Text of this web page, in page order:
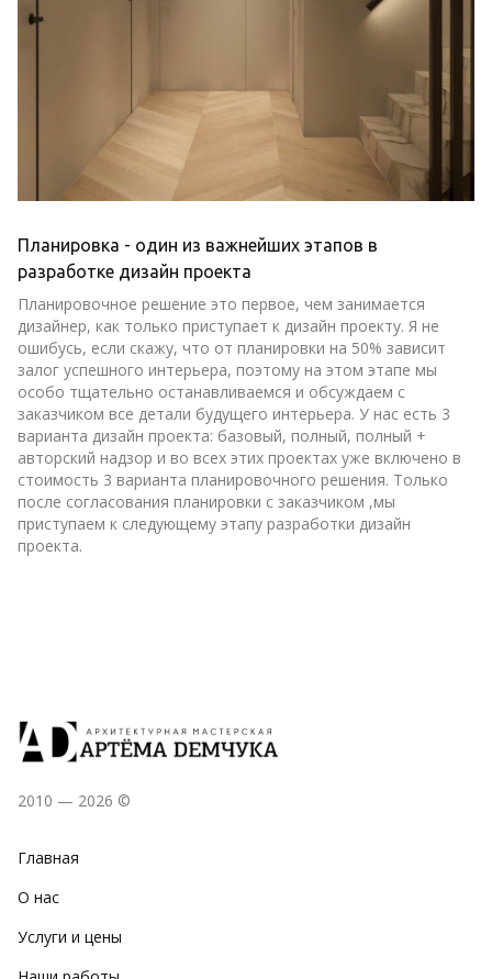
Планировка - один из важнейших этапов в
разработке дизайн проекта
Планировочное решение это первое, чем занимается
дизайнер, как только приступает к дизайн проекту. Я не
ошибусь, если скажу, что от планировки на 50% зависит
залог успешного интерьера, поэтому на этом этапе мы
особо тщательно останавливаемся и обсуждаем с
заказчиком все детали будущего интерьера. У нас есть 3
варианта дизайн проекта: базовый, полный, полный +
авторский надзор и во всех этих проектах уже включено в
стоимость 3 варианта планировочного решения. Только
после согласования планировки с заказчиком ,мы
приступаем к следующему этапу разработки дизайн
проекта.
2010 — 2026 ©
Главная
О нас
Услуги и цены